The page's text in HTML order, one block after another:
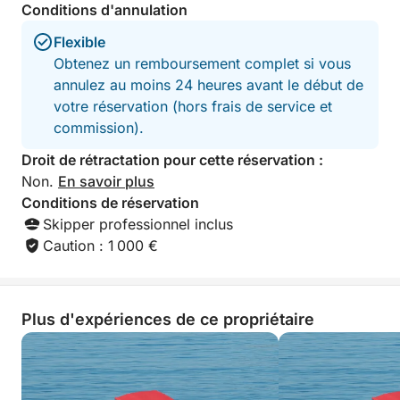
excursion est idéale pour les voyageurs qui
d'une excursion d'une journée complète détendue et
confortable.
Conditions d'annulation
Flexible
Obtenez un remboursement complet si vous
annulez au moins 24 heures avant le début de
votre réservation (hors frais de service et
commission).
Droit de rétractation pour cette réservation :
Non. En savoir plus
Conditions de réservation
Skipper professionnel inclus
Caution : 1 000 €
Plus d'expériences de ce propriétaire